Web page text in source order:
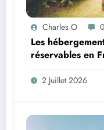
Charles O 0
Les
réservables en
2 Juillet 2026